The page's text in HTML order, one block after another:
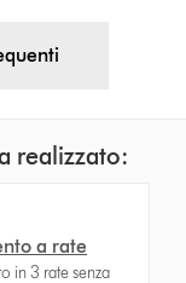
realizzato:
a rate
in 3 rate senza